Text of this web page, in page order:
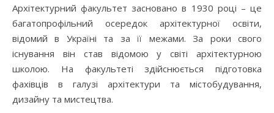
Архітектурний факультет засновано в 1930 році – це
багатопрофільний осередок архітектурної освіти,
відомий в Україні та за її межами. За роки свого
існування він став відомою у світі архітектурною
школою. На факультеті здійснюється підготовка
фахівців в галузі архітектури та містобудування,
дизайну та мистецтва.